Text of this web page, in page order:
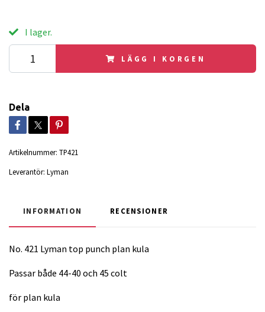
I lager.
LÄGG I KORGEN
Dela
Artikelnummer: TP421
Leverantör: Lyman
INFORMATION RECENSIONER
No. 421 Lyman top punch plan kula
Passar både 44-40 och 45 colt
för plan kula